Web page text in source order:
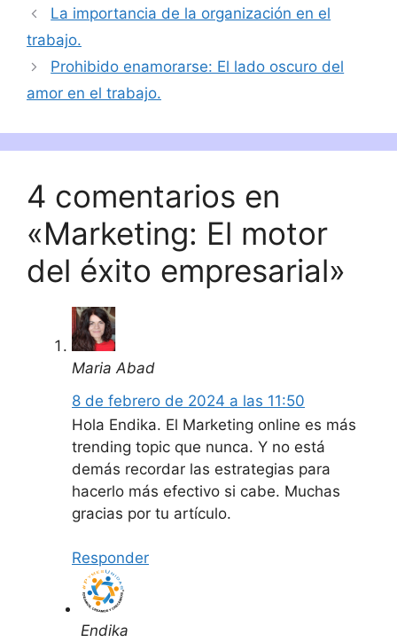
La importancia de la organización en el
trabajo.
Prohibido enamorarse: El lado oscuro del
amor en el trabajo.
4 comentarios en
«Marketing: El motor
del éxito empresarial»
Maria Abad
8 de febrero de 2024 a las 11:50
Hola Endika. El Marketing online es más
trending topic que nunca. Y no está
demás recordar las estrategias para
hacerlo más efectivo si cabe. Muchas
gracias por tu artículo.
Responder
Endika